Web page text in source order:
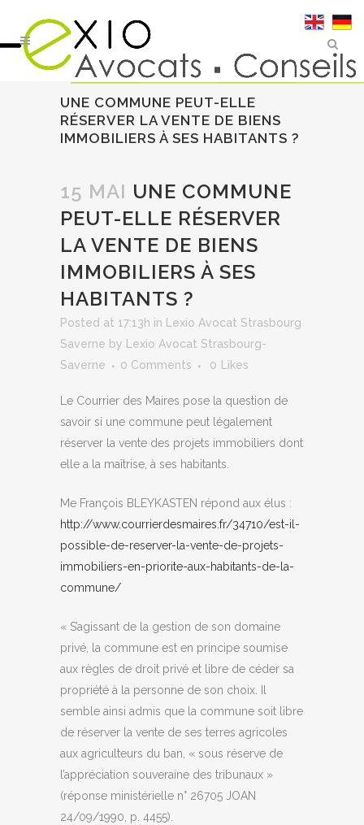
UNE COMMUNE PEUT-ELLE
RÉSERVER LA VENTE DE BIENS
IMMOBILIERS À SES HABITANTS ?
15 MAI UNE COMMUNE
PEUT-ELLE RÉSERVER
LA VENTE DE BIENS
IMMOBILIERS À SES
HABITANTS ?
Posted at 17:13h in
Lexio Avocat Strasbourg
Saverne by
Lexio Avocat Strasbourg-
Saverne
0 Comments 0 Likes
Le Courrier des Maires pose la question de
savoir si une commune peut légalement
réserver la vente des projets immobiliers dont
elle a la maîtrise, à ses habitants.
Me François BLEYKASTEN répond aux élus :
http://www.courrierdesmaires.fr/34710/est-il-
possible-de-reserver-la-vente-de-projets-
immobiliers-en-priorite-aux-habitants-de-la-
commune/
« S’agissant de la gestion de son domaine
privé, la commune est en principe soumise
aux règles de droit privé et libre de céder sa
propriété à la personne de son choix. Il
semble ainsi admis que la commune soit libre
de réserver la vente de ses terres agricoles
aux agriculteurs du ban, « sous réserve de
l’appréciation souveraine des tribunaux »
(réponse ministérielle n° 26705 JOAN
24/09/1990, p. 4455).